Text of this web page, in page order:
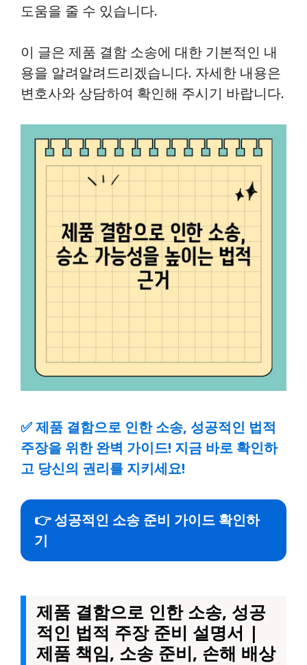
도움을 줄 수 있습니다.
이 글은 제품 결함 소송에 대한 기본적인 내
용을 알려알려드리겠습니다. 자세한 내용은
변호사와 상담하여 확인해 주시기 바랍니다.
✅제품 결함으로 인한 소송, 성공적인 법적
주장을 위한 완벽 가이드! 지금 바로 확인하
고 당신의 권리를 지키세요!
👉 성공적인 소송 준비 가이드 확인하
기
제품 결함으로 인한 소송, 성공
적인 법적 주장 준비 설명서 |
제품 책임, 소송 준비, 손해 배상